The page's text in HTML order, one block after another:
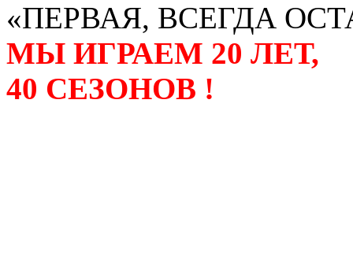
«ПЕРВАЯ, ВСЕГДА
МЫ ИГРАЕМ 20 ЛЕТ,
40 СЕЗОНОВ !